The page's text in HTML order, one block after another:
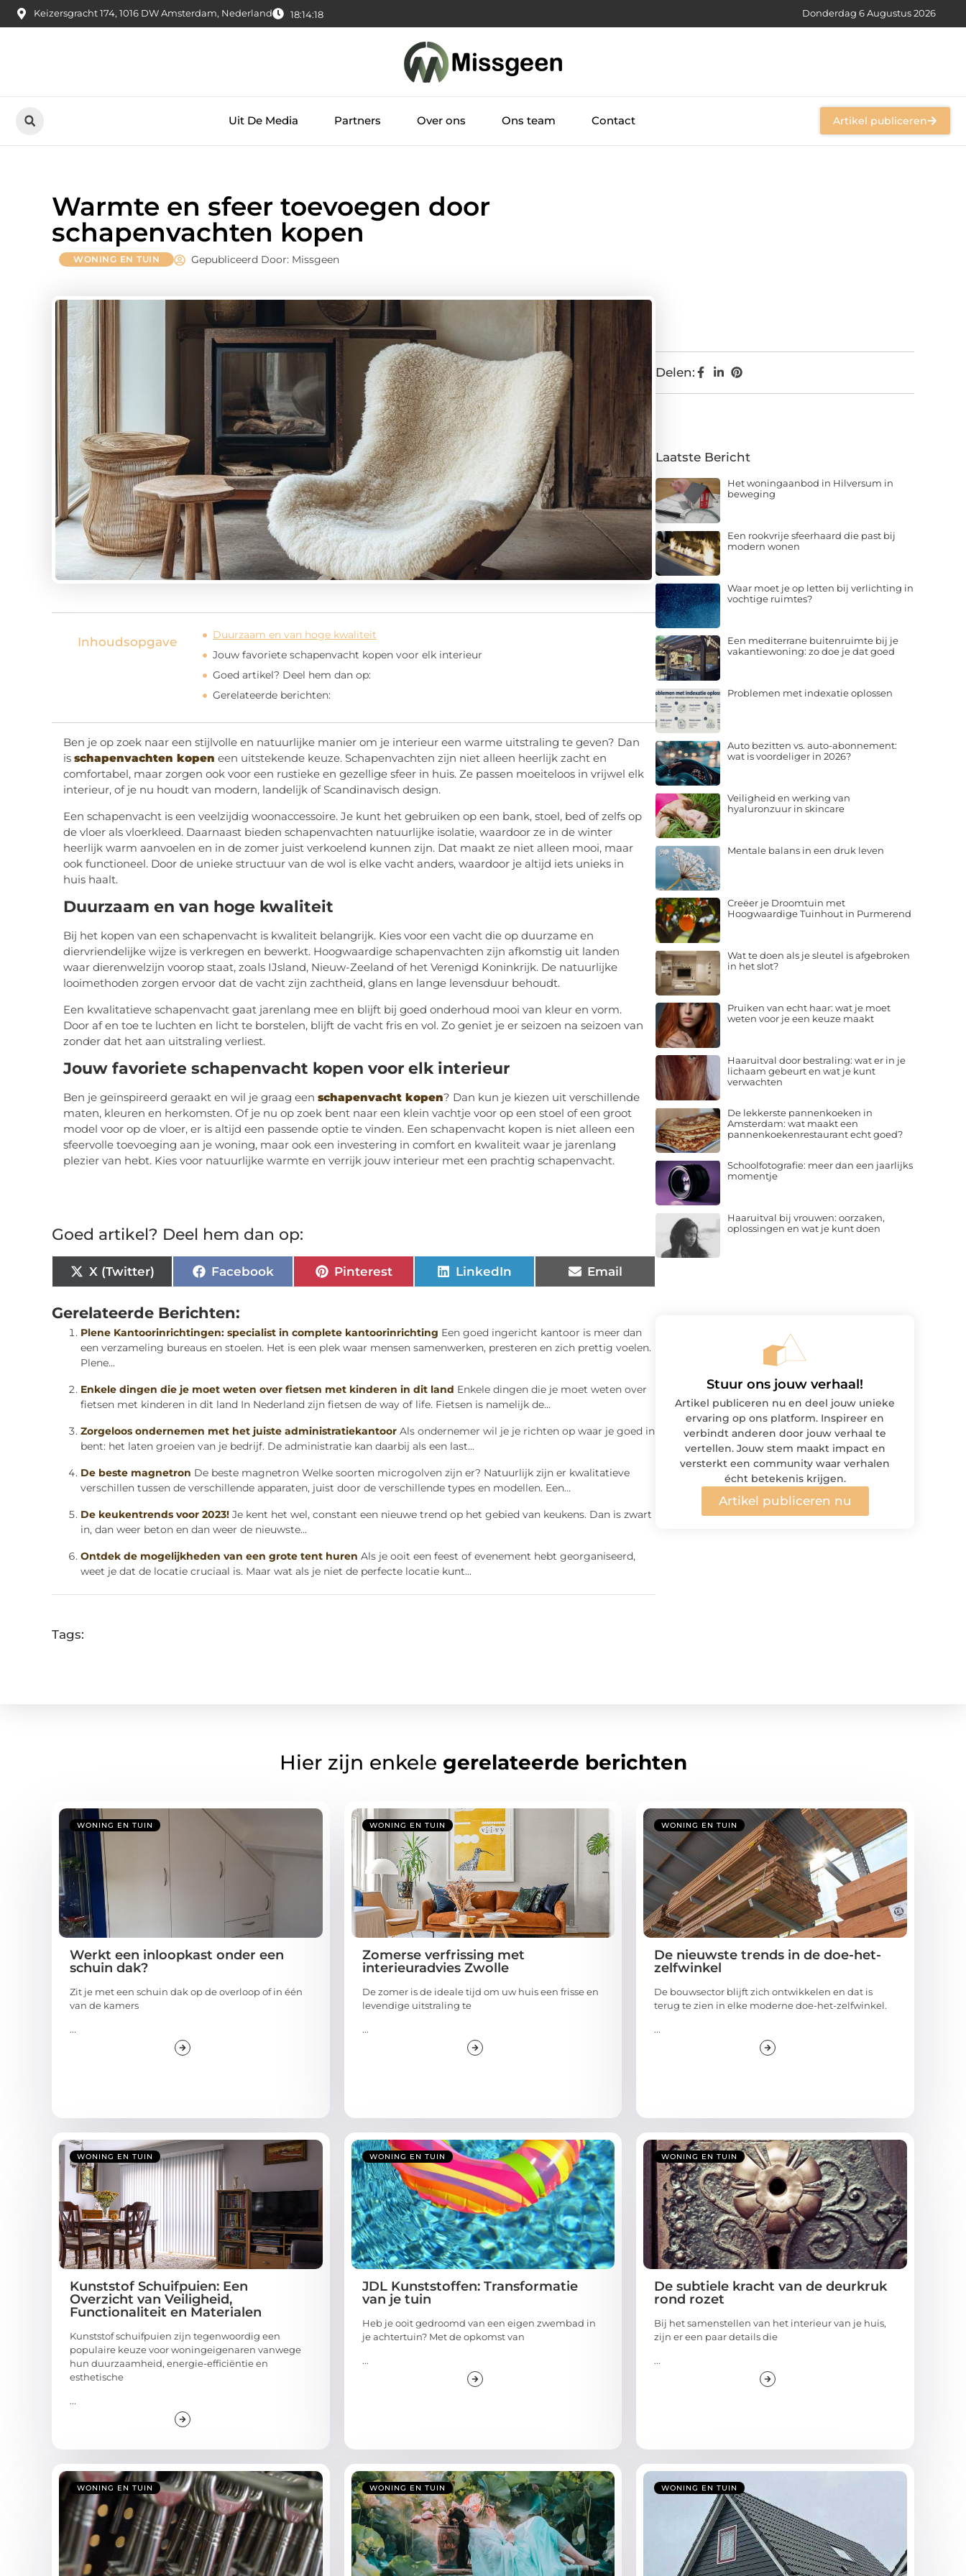
Keizersgracht 174, 1016 DW Amsterdam, Nederland 18:14:19 Donderdag 6 Augustus 2026
Uit De Media Partners Over ons Ons team Contact Artikel publiceren
Warmte en sfeer toevoegen door
schapenvachten kopen
WONING EN TUIN Gepubliceerd Door: Missgeen
Inhoudsopgave
Duurzaam en van hoge kwaliteit
Jouw favoriete schapenvacht kopen voor elk interieur
Goed artikel? Deel hem dan op:
Gerelateerde berichten:
Ben je op zoek naar een stijlvolle en natuurlijke manier om je interieur een warme uitstraling te geven? Dan
is schapenvachten kopen een uitstekende keuze. Schapenvachten zijn niet alleen heerlijk zacht en
comfortabel, maar zorgen ook voor een rustieke en gezellige sfeer in huis. Ze passen moeiteloos in vrijwel elk
interieur, of je nu houdt van modern, landelijk of Scandinavisch design.
Een schapenvacht is een veelzijdig woonaccessoire. Je kunt het gebruiken op een bank, stoel, bed of zelfs op
de vloer als vloerkleed. Daarnaast bieden schapenvachten natuurlijke isolatie, waardoor ze in de winter
heerlijk warm aanvoelen en in de zomer juist verkoelend kunnen zijn. Dat maakt ze niet alleen mooi, maar
ook functioneel. Door de unieke structuur van de wol is elke vacht anders, waardoor je altijd iets unieks in
huis haalt.
Duurzaam en van hoge kwaliteit
Bij het kopen van een schapenvacht is kwaliteit belangrijk. Kies voor een vacht die op duurzame en
diervriendelijke wijze is verkregen en bewerkt. Hoogwaardige schapenvachten zijn afkomstig uit landen
waar dierenwelzijn voorop staat, zoals IJsland, Nieuw-Zeeland of het Verenigd Koninkrijk. De natuurlijke
looimethoden zorgen ervoor dat de vacht zijn zachtheid, glans en lange levensduur behoudt.
Een kwalitatieve schapenvacht gaat jarenlang mee en blijft bij goed onderhoud mooi van kleur en vorm.
Door af en toe te luchten en licht te borstelen, blijft de vacht fris en vol. Zo geniet je er seizoen na seizoen van
zonder dat het aan uitstraling verliest.
Jouw favoriete schapenvacht kopen voor elk interieur
Ben je geïnspireerd geraakt en wil je graag een schapenvacht kopen? Dan kun je kiezen uit verschillende
maten, kleuren en herkomsten. Of je nu op zoek bent naar een klein vachtje voor op een stoel of een groot
model voor op de vloer, er is altijd een passende optie te vinden. Een schapenvacht kopen is niet alleen een
sfeervolle toevoeging aan je woning, maar ook een investering in comfort en kwaliteit waar je jarenlang
plezier van hebt. Kies voor natuurlijke warmte en verrijk jouw interieur met een prachtig schapenvacht.
Goed artikel? Deel hem dan op:
X (Twitter) Facebook Pinterest LinkedIn Email
Gerelateerde Berichten:
Plene Kantoorinrichtingen: specialist in complete kantoorinrichting Een goed ingericht kantoor is meer dan
een verzameling bureaus en stoelen. Het is een plek waar mensen samenwerken, presteren en zich prettig voelen.
Plene...
Enkele dingen die je moet weten over fietsen met kinderen in dit land Enkele dingen die je moet weten over
fietsen met kinderen in dit land In Nederland zijn fietsen de way of life. Fietsen is namelijk de...
Zorgeloos ondernemen met het juiste administratiekantoor Als ondernemer wil je je richten op waar je goed in
bent: het laten groeien van je bedrijf. De administratie kan daarbij als een last...
De beste magnetron De beste magnetron Welke soorten microgolven zijn er? Natuurlijk zijn er kwalitatieve
verschillen tussen de verschillende apparaten, juist door de verschillende types en modellen. Een...
De keukentrends voor 2023! Je kent het wel, constant een nieuwe trend op het gebied van keukens. Dan is zwart
in, dan weer beton en dan weer de nieuwste...
Ontdek de mogelijkheden van een grote tent huren Als je ooit een feest of evenement hebt georganiseerd,
weet je dat de locatie cruciaal is. Maar wat als je niet de perfecte locatie kunt...
Tags:
Delen:
Laatste Bericht
Het woningaanbod in Hilversum in
beweging
Een rookvrije sfeerhaard die past bij
modern wonen
Waar moet je op letten bij verlichting in
vochtige ruimtes?
Een mediterrane buitenruimte bij je
vakantiewoning: zo doe je dat goed
Problemen met indexatie oplossen
Auto bezitten vs. auto-abonnement:
wat is voordeliger in 2026?
Veiligheid en werking van
hyaluronzuur in skincare
Mentale balans in een druk leven
Creëer je Droomtuin met
Hoogwaardige Tuinhout in Purmerend
Wat te doen als je sleutel is afgebroken
in het slot?
Pruiken van echt haar: wat je moet
weten voor je een keuze maakt
Haaruitval door bestraling: wat er in je
lichaam gebeurt en wat je kunt
verwachten
De lekkerste pannenkoeken in
Amsterdam: wat maakt een
pannenkoekenrestaurant echt goed?
Schoolfotografie: meer dan een jaarlijks
momentje
Haaruitval bij vrouwen: oorzaken,
oplossingen en wat je kunt doen
Stuur ons jouw verhaal!
Artikel publiceren nu en deel jouw unieke
ervaring op ons platform. Inspireer en
verbindt anderen door jouw verhaal te
vertellen. Jouw stem maakt impact en
versterkt een community waar verhalen
écht betekenis krijgen.
Artikel publiceren nu
Hier zijn enkele gerelateerde berichten
WONING EN TUIN
Werkt een inloopkast onder een
schuin dak?
Zit je met een schuin dak op de overloop of in één
van de kamers
...
WONING EN TUIN
Zomerse verfrissing met
interieuradvies Zwolle
De zomer is de ideale tijd om uw huis een frisse en
levendige uitstraling te
...
WONING EN TUIN
De nieuwste trends in de doe-het-
zelfwinkel
De bouwsector blijft zich ontwikkelen en dat is
terug te zien in elke moderne doe-het-zelfwinkel.
...
WONING EN TUIN
Kunststof Schuifpuien: Een
Overzicht van Veiligheid,
Functionaliteit en Materialen
Kunststof schuifpuien zijn tegenwoordig een
populaire keuze voor woningeigenaren vanwege
hun duurzaamheid, energie-efficiëntie en
esthetische
...
WONING EN TUIN
JDL Kunststoffen: Transformatie
van je tuin
Heb je ooit gedroomd van een eigen zwembad in
je achtertuin? Met de opkomst van
...
WONING EN TUIN
De subtiele kracht van de deurkruk
rond rozet
Bij het samenstellen van het interieur van je huis,
zijn er een paar details die
...
WONING EN TUIN WONING EN TUIN WONING EN TUIN